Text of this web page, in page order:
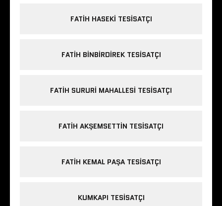
FATIH HASEKI TESISATÇI
FATIH BINBIRDIREK TESISATÇI
FATIH SURURI MAHALLESI TESISATÇI
FATIH AKŞEMSETTIN TESISATÇI
FATIH KEMAL PAŞA TESISATÇI
KUMKAPI TESISATÇI